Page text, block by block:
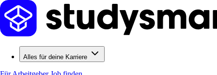
Alles für deine Karriere